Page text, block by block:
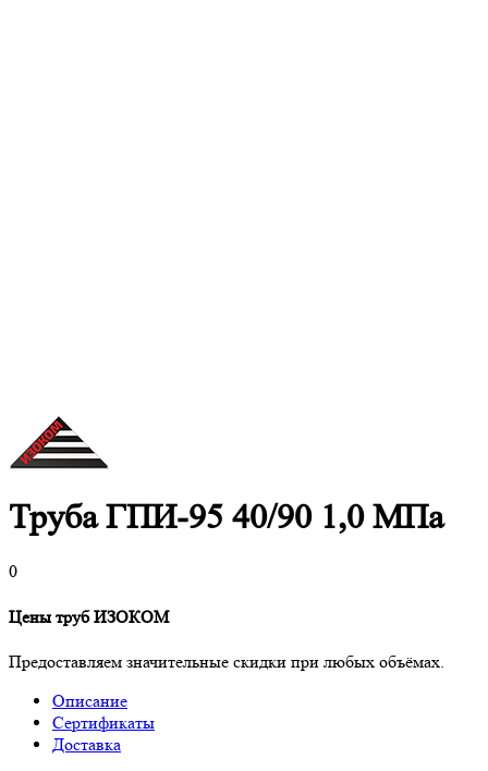
Труба ГПИ-95 40/90 1,0 МПа
0
Цены труб ИЗОКОМ
Предоставляем значительные скидки при любых объёмах.
Описание
Сертификаты
Доставка